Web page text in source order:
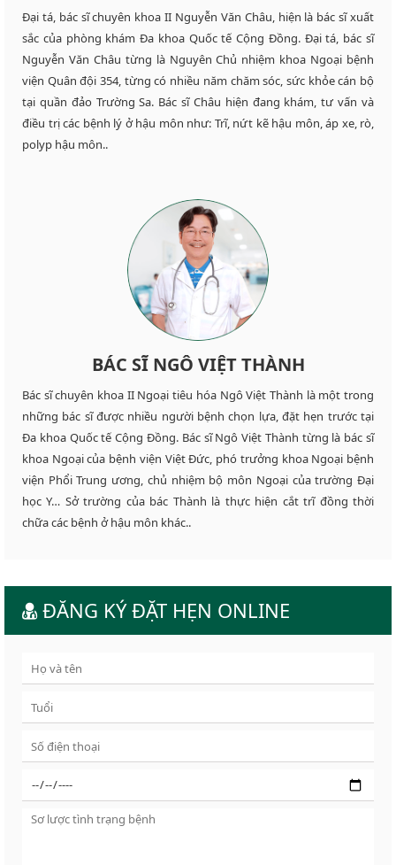
Đại tá, bác sĩ chuyên khoa II Nguyễn Văn Châu, hiện là bác sĩ xuất
sắc của phòng khám Đa khoa Quốc tế Cộng Đồng. Đại tá, bác sĩ
Nguyễn Văn Châu từng là Nguyên Chủ nhiệm khoa Ngoại bệnh
viện Quân đội 354, từng có nhiều năm chăm sóc, sức khỏe cán bộ
tại quần đảo Trường Sa. Bác sĩ Châu hiện đang khám, tư vấn và
điều trị các bệnh lý ở hậu môn như: Trĩ, nứt kẽ hậu môn, áp xe, rò,
polyp hậu môn..
BÁC SĨ NGÔ VIỆT THÀNH
Bác sĩ chuyên khoa II Ngoại tiêu hóa Ngô Việt Thành là một trong
những bác sĩ được nhiều người bệnh chọn lựa, đặt hẹn trước tại
Đa khoa Quốc tế Cộng Đồng. Bác sĩ Ngô Việt Thành từng là bác sĩ
khoa Ngoại của bệnh viện Việt Đức, phó trưởng khoa Ngoại bệnh
viện Phổi Trung ương, chủ nhiệm bộ môn Ngoại của trường Đại
học Y… Sở trường của bác Thành là thực hiện cắt trĩ đồng thời
chữa các bệnh ở hậu môn khác..
ĐĂNG KÝ ĐẶT HẸN ONLINE